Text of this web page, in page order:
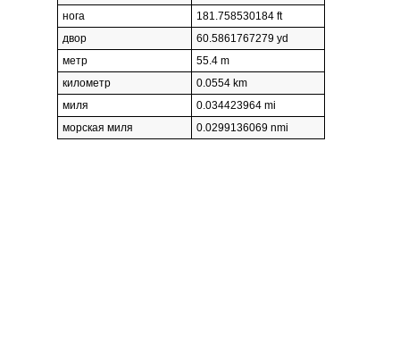
нога
181.758530184 ft
двор
60.5861767279 yd
метр
55.4 m
километр
0.0554 km
миля
0.034423964 mi
морская миля
0.0299136069 nmi